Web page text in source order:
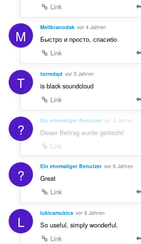
Link
M Mellbranodak vor 4 Jahren
Быстро и просто, спасибо
Link
T torredqd vor 5 Jahren
is black soundcloud
Link
? Ein ehemaliger Benutzer vor 5 Jahren
Dieser Beitrag wurde gelöscht!
Link
? Ein ehemaliger Benutzer vor 6 Jahren
Great
Link
L lukicamukica vor 6 Jahren
So useful, simply wonderful.
Link